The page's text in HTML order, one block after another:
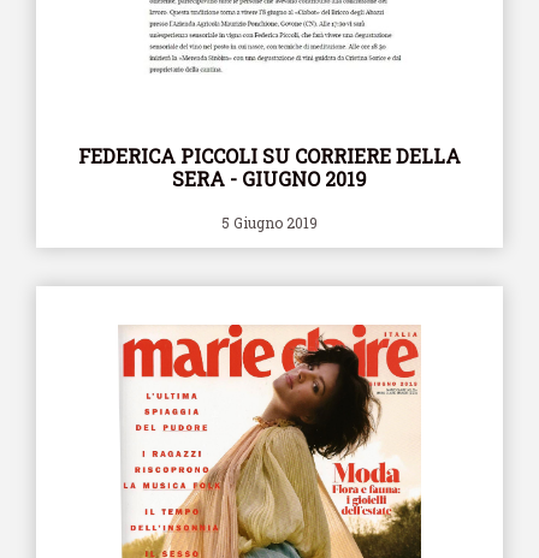
FEDERICA PICCOLI SU CORRIERE DELLA
SERA - GIUGNO 2019
5 Giugno 2019